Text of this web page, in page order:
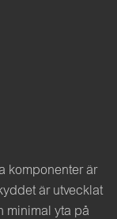
komponenter är
är utvecklat
minimal yta på